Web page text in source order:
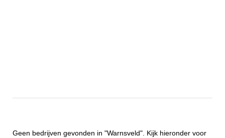
Geen bedrijven gevonden in "Warnsveld". Kijk hieronder voor